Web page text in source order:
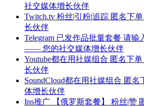
社交媒体增长伙伴
Twitch.tv 粉丝|引粉|追踪 匿名下
长伙伴
Telegram 已发作品批量套餐 请输
—— 您的社交媒体增长伙伴
Youtube都在用社媒组合 匿名下
长伙伴
SoundCloud都在用社媒组合 匿
体增长伙伴
Ins推广 【俄罗斯套餐】 粉丝|